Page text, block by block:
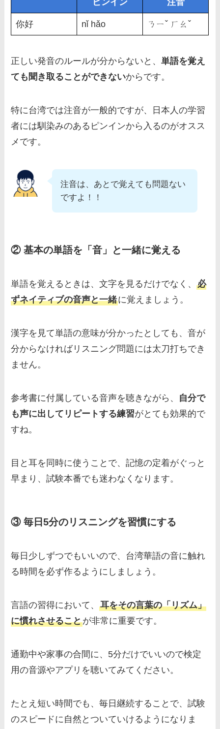
ピンイン 注音
你好 nǐ hǎo ㄋㄧˇ ㄏㄠˇ
正しい発音のルールが分からないと、単語を覚え
ても聞き取ることができないからです。
特に台湾では注音が一般的ですが、日本人の学習
者には馴染みのあるピンインから入るのがオスス
メです。
注音は、あとで覚えても問題ない
ですよ！！
② 基本の単語を「音」と一緒に覚える
単語を覚えるときは、文字を見るだけでなく、必
ずネイティブの音声と一緒に覚えましょう。
漢字を見て単語の意味が分かったとしても、音が
分からなければリスニング問題には太刀打ちでき
ません。
参考書に付属している音声を聴きながら、 自分で
も声に出してリピートする練習がとても効果的で
すね。
目と耳を同時に使うことで、記憶の定着がぐっと
早まり、試験本番でも迷わなくなります。
③ 毎日5分のリスニングを習慣にする
毎日少しずつでもいいので、台湾華語の音に触れ
る時間を必ず作るようにしましょう。
言語の習得において、耳をその言葉の「リズム」
に慣れさせることが非常に重要です。
通勤中や家事の合間に、5分だけでいいので検定
用の音源やアプリを聴いてみてください。
たとえ短い時間でも、毎日継続することで、試験
のスピードに自然とついていけるようになりま